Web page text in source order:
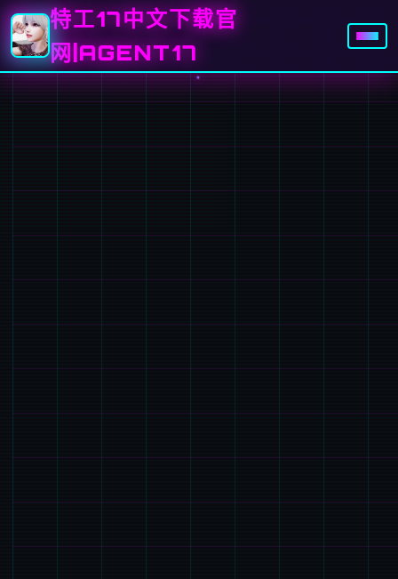
特工17中文下载官
网|AGENT17